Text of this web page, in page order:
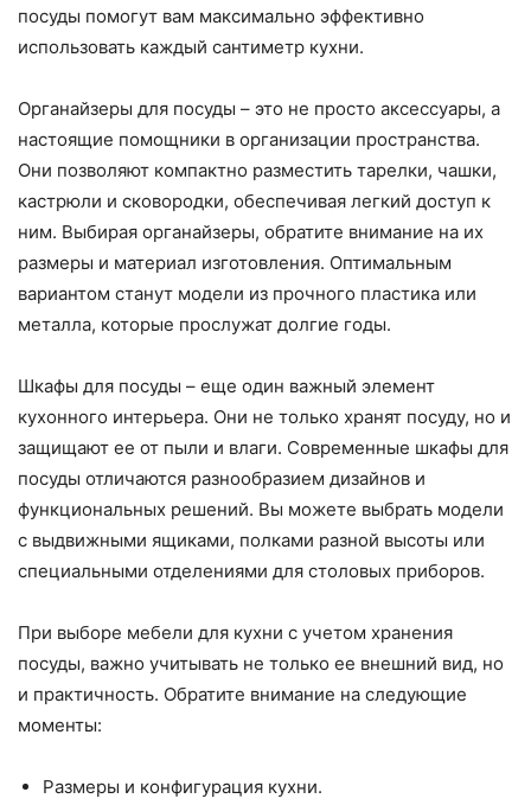
посуды помогут вам максимально эффективно
использовать каждый сантиметр кухни.
Органайзеры для посуды – это не просто аксессуары, а
настоящие помощники в организации пространства.
Они позволяют компактно разместить тарелки, чашки,
кастрюли и сковородки, обеспечивая легкий доступ к
ним. Выбирая органайзеры, обратите внимание на их
размеры и материал изготовления. Оптимальным
вариантом станут модели из прочного пластика или
металла, которые прослужат долгие годы.
Шкафы для посуды – еще один важный элемент
кухонного интерьера. Они не только хранят посуду, но и
защищают ее от пыли и влаги. Современные шкафы для
посуды отличаются разнообразием дизайнов и
функциональных решений. Вы можете выбрать модели
с выдвижными ящиками, полками разной высоты или
специальными отделениями для столовых приборов.
При выборе мебели для кухни с учетом хранения
посуды, важно учитывать не только ее внешний вид, но
и практичность. Обратите внимание на следующие
моменты:
Размеры и конфигурация кухни.